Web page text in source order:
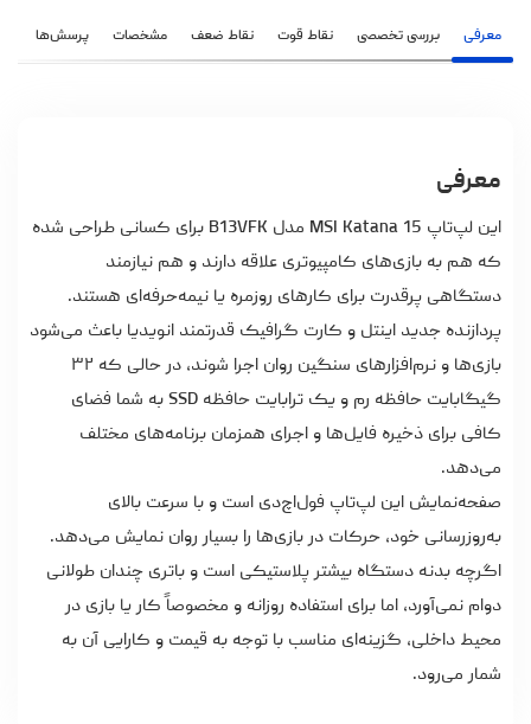
معرفی بررسی تخصصی نقاط قوت نقاط ضعف مشخصات پرسش‌ها
معرفی
این لپ‌تاپ MSI Katana 15 مدل B13VFK برای کسانی طراحی شده
که هم به بازی‌های کامپیوتری علاقه دارند و هم نیازمند
دستگاهی پرقدرت برای کارهای روزمره یا نیمه‌حرفه‌ای هستند.
پردازنده جدید اینتل و کارت گرافیک قدرتمند انویدیا باعث می‌شود
بازی‌ها و نرم‌افزارهای سنگین روان اجرا شوند، در حالی که ۳۲
گیگابایت حافظه رم و یک ترابایت حافظه SSD به شما فضای
کافی برای ذخیره فایل‌ها و اجرای همزمان برنامه‌های مختلف
می‌دهد.
صفحه‌نمایش این لپ‌تاپ فول‌اچ‌دی است و با سرعت بالای
به‌روز‌رسانی خود، حرکات در بازی‌ها را بسیار روان نمایش می‌دهد.
اگرچه بدنه دستگاه بیشتر پلاستیکی است و باتری چندان طولانی
دوام نمی‌آورد، اما برای استفاده روزانه و مخصوصاً کار یا بازی در
محیط داخلی، گزینه‌ای مناسب با توجه به قیمت و کارایی آن به
شمار می‌رود.